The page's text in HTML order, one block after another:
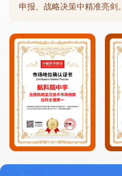
申报、战略决策中精准亮剑。